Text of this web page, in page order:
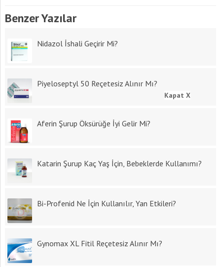
Benzer Yazılar
Nidazol İshali Geçirir Mi?
Piyeloseptyl 50 Reçetesiz Alınır Mı?
Aferin Şurup Öksürüğe İyi Gelir Mi?
Katarin Şurup Kaç Yaş İçin, Bebeklerde Kullanımı?
Bi-Profenid Ne İçin Kullanılır, Yan Etkileri?
Gynomax XL Fitil Reçetesiz Alınır Mı?
Kapat X